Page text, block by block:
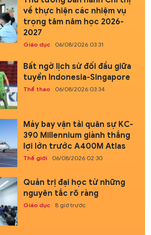
về thực hiện các nhiệm vụ
trọng tâm năm học 2026-
2027
Giáo dục 06/08/2026 03:31
Bất ngờ lịch sử đối đầu giữa
tuyển Indonesia-Singapore
Thể thao 06/08/2026 03:34
Máy bay vận tải quân sự KC-
390 Millennium giành thắng
lợi lớn trước A400M Atlas
Thế giới 06/08/2026 02:30
Quản trị đại học từ những
nguyên tắc rõ ràng
Giáo dục 8 giờ trước